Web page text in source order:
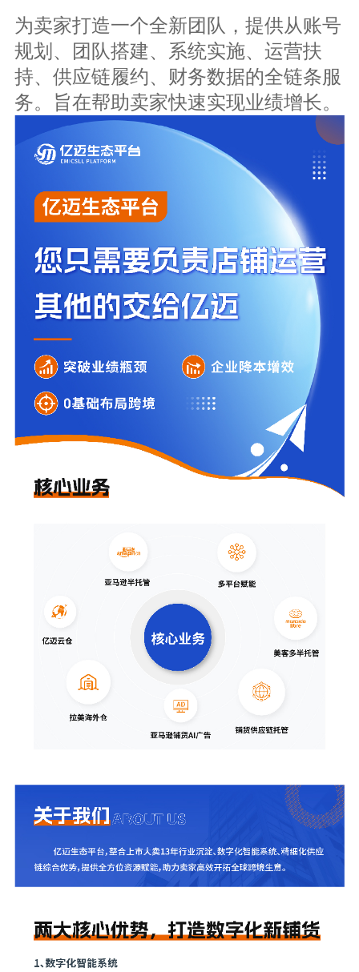
为卖家打造一个全新团队，提供从账号
规划、团队搭建、系统实施、运营扶
持、供应链履约、财务数据的全链条服
务。旨在帮助卖家快速实现业绩增长。